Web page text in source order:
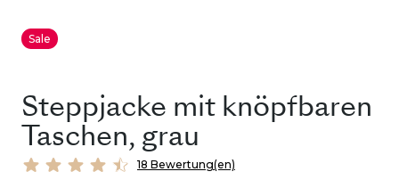
Sale
Steppjacke mit knöpfbaren
Taschen, grau
18 Bewertung(en)